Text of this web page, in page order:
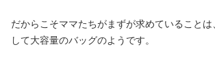
だからこそママたちがまずが求めていること
して大容量のバッグのようです。